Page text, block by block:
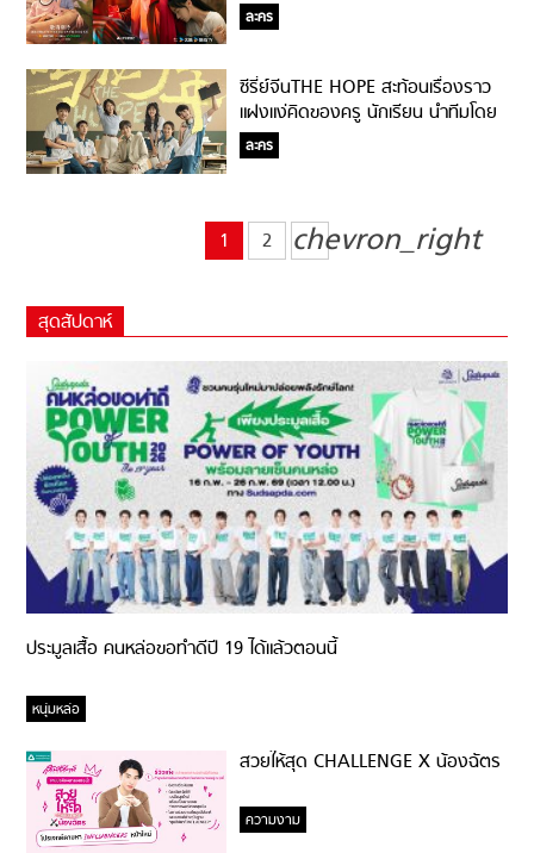
ละคร
ซีรี่ย์จีนTHE HOPE สะท้อนเรื่องราว
แฝงแง่คิดของครู นักเรียน นำทีมโดย
จางรั่วหยุน!
ละคร
1 2 chevron_right
สุดสัปดาห์
ประมูลเสื้อ คนหล่อขอทำดีปี 19 ได้แล้วตอนนี้
หนุ่มหล่อ
สวยให้สุด CHALLENGE X น้องฉัตร
ความงาม